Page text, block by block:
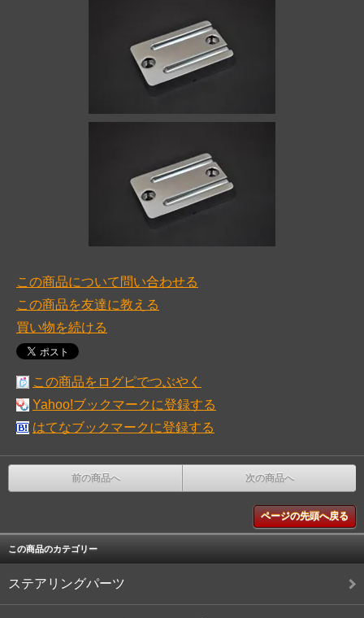
この商品について問い合わせる
この商品を友達に教える
買い物を続ける
この商品をログピでつぶやく
Yahoo!ブックマークに登録する
はてなブックマークに登録する
前の商品へ 次の商品へ
ページの先頭へ戻る
この商品のカテゴリー
ステアリングパーツ